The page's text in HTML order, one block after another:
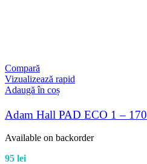
Compară
Vizualizează rapid
Adaugă în coș
Adam Hall PAD ECO 1 –
Available on backorder
95 lei